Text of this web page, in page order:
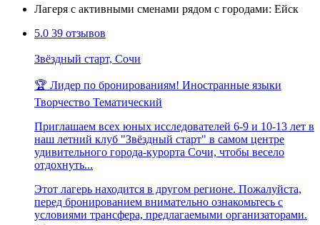
Лагеря с активными сменами рядом с городами: Ейск
5.0 39 отзывов
Звёздный старт, Сочи
🏆 Лидер по бронированиям! Иностранные языки
Творчество Тематический
Приглашаем всех юных исследователей 6-9 и 10-13 лет в
наш летний клуб "Звёздный старт" в самом центре
удивительного города-курорта Сочи, чтобы весело
отдохнуть...
Этот лагерь находится в другом регионе. Пожалуйста,
перед бронированием внимательно ознакомьтесь с
условиями трансфера, предлагаемыми организаторами.